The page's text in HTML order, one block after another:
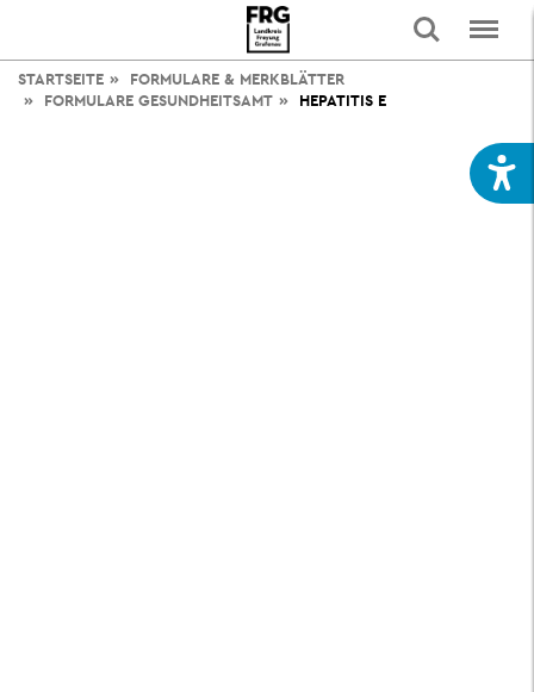
STARTSEITE
FORMULARE & MERKBLÄTTER
FORMULARE GESUNDHEITSAMT
HEPATITIS E